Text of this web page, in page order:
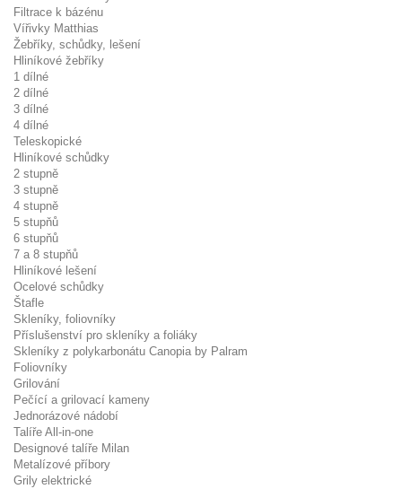
Filtrace k bázénu
Vířivky Matthias
Žebříky, schůdky, lešení
Hliníkové žebříky
1 dílné
2 dílné
3 dílné
4 dílné
Teleskopické
Hliníkové schůdky
2 stupně
3 stupně
4 stupně
5 stupňů
6 stupňů
7 a 8 stupňů
Hliníkové lešení
Ocelové schůdky
Štafle
Skleníky, foliovníky
Příslušenství pro skleníky a foliáky
Skleníky z polykarbonátu Canopia by Palram
Foliovníky
Grilování
Pečící a grilovací kameny
Jednorázové nádobí
Talíře All-in-one
Designové talíře Milan
Metalízové příbory
Grily elektrické